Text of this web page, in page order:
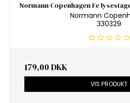
Normann Copenhagen Fe
Normann
330329
179,00 DKK
VIS PRODUKT